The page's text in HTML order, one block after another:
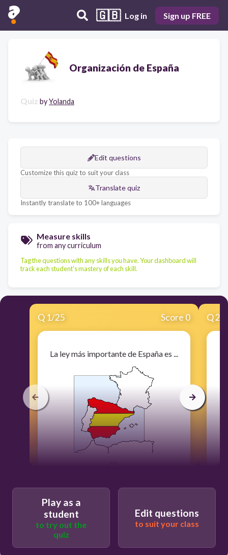
🇬🇧 Log in Sign up FREE
Organización de España
Quiz byYolanda
Edit questions
Customize this quiz to suit your class
Translate quiz
Instantly translate to 100+ languages
Measure skills
from any curriculum
Tag the questions with any skills you have. Your dashboard will
track each student's mastery of each skill.
Q 1/25 Score 0
La ley más importante de España es ...
la ley de educación
el poder judicial
Q2
Play as a
student
to try out the
quiz
Edit questions
to suit your class